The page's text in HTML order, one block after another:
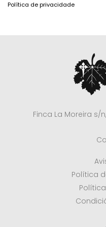
Política de privacidade
Finca La Moreira s/
Política